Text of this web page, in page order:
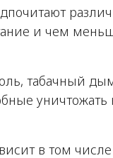
и чем
табачный
уничтожать
в том